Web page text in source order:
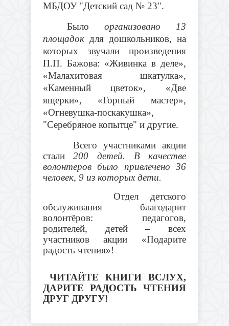
МБДОУ "Детский сад № 23".
Былоорганизовано 13
площадокдля дошкольников, на
которых звучали произведения
П.П. Бажова: «Живинка в деле»,
«Малахитовая шкатулка»,
«Каменный цветок», «Две
ящерки», «Горный мастер»,
«Огневушка-поскакушка»,
"Серебряное копытце" и другие.
Всего участниками акции
стали200 детей. В качестве
волонтеров было привлечено 36
человек, 9 из которых дети.
Отдел детского
обслуживания благодарит
волонтёров: педагогов,
родителей, детей – всех
участников акции «Подарите
радость чтения»!
ЧИТАЙТЕ КНИГИ ВСЛУХ,
ДАРИТЕ РАДОСТЬ ЧТЕНИЯ
ДРУГ ДРУГУ!